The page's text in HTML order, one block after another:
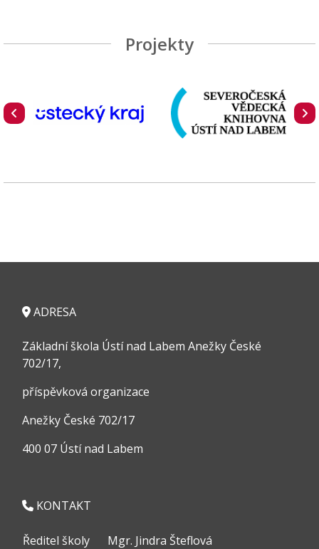
Projekty
ADRESA
Základní škola Ústí nad Labem Anežky České
702/17,
příspěvková organizace
Anežky České 702/17
400 07 Ústí nad Labem
KONTAKT
Ředitel školy
Mgr. Jindra Šteflová